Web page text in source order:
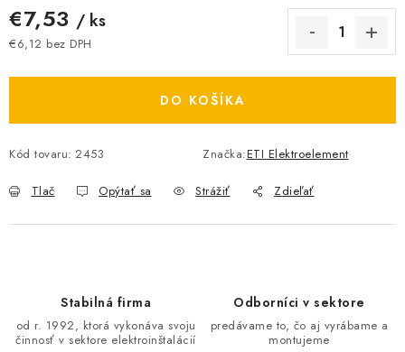
ČINNOSTI
REFERENCIE
B2B SEKCIA
ELEKTROMEROVÉ ROZVÁDZAČE
€7,53 / ks
€6,12 bez DPH
DO KOŠÍKA
Kód tovaru: 2453 Značka:ETI Elektroelement
Tlač Opýtať sa Strážiť Zdieľať
Stabilná firma
od r. 1992, ktorá vykonáva svoju
činnosť v sektore elektroinštalácií
Odborníci v sektore
predávame to, čo aj vyrábame a
montujeme